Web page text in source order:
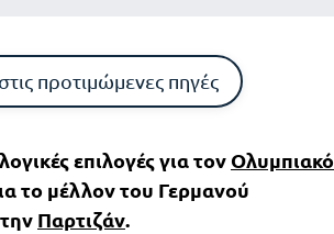
προτιμώμενες πηγές
επιλογές για τον Ολυμπιακό
το μέλλον του Γερμανού
Παρτιζάν.